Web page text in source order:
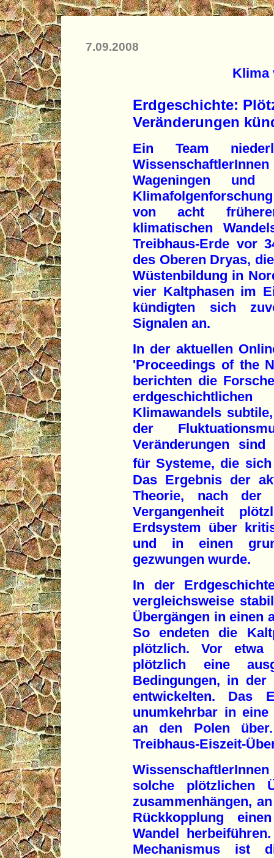
7.09.2008
Klima
Erdgeschichte:
Veränderungen
Ein Team
Wageningen und
von acht
klimatischen
Treibhaus-Erde vor
des Oberen Dryas,
Wüstenbildung in
vier Kaltphasen im
kündigten sich
Signalen an.
In der aktuellen
'Proceedings of the
berichten die
Klimawandels
der
Veränderungen
für Systeme, die
Das Ergebnis der
Theorie, nach
Vergangenheit
Erdsystem über
und in einen
gezwungen wurde.
In der
vergleichsweise
Übergängen in einen
So endeten die
plötzlich. Vor etwa
plötzlich eine
Bedingungen, in
entwickelten. Das
unumkehrbar in
an den Polen
Treibhaus-Eiszeit-
solche plötzlichen
zusammenhängen,
Rückkopplung
Wandel
Mechanismus ist